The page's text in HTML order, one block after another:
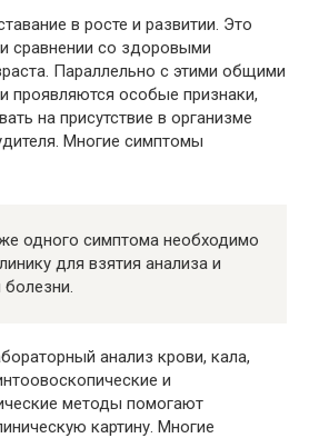
в росте и развитии. Это
сравнении со здоровыми
Параллельно с этими общими
проявляются особые признаки,
на присутствие в организме
Многие симптомы
одного симптома необходимо
для взятия анализа и
болезни.
анализ крови, кала,
и
методы помогают
картину. Многие